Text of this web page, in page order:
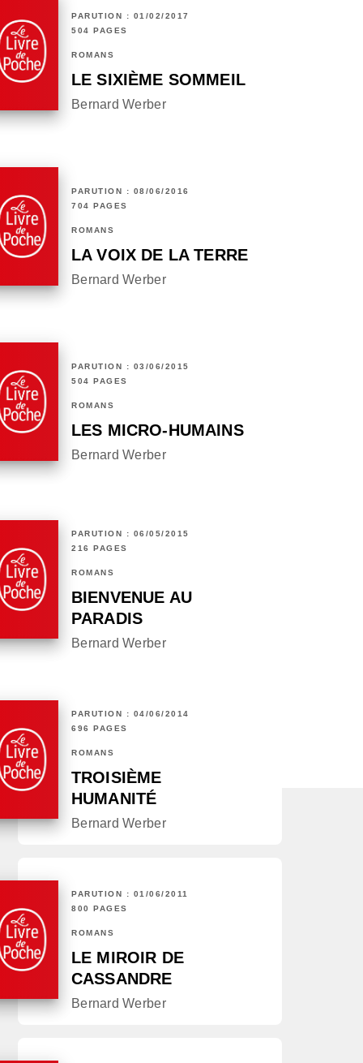
PARUTION : 01/02/2017
504 PAGES
ROMANS
LE SIXIÈME SOMMEIL
Bernard Werber
PARUTION : 08/06/2016
704 PAGES
ROMANS
LA VOIX DE LA TERRE
Bernard Werber
PARUTION : 03/06/2015
504 PAGES
ROMANS
LES MICRO-HUMAINS
Bernard Werber
PARUTION : 06/05/2015
216 PAGES
ROMANS
BIENVENUE AU
PARADIS
Bernard Werber
PARUTION : 04/06/2014
696 PAGES
ROMANS
TROISIÈME
HUMANITÉ
Bernard Werber
PARUTION : 01/06/2011
800 PAGES
ROMANS
LE MIROIR DE
CASSANDRE
Bernard Werber